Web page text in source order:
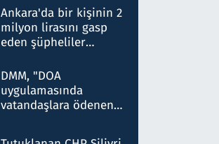
ifadelerinden ortaya
çıkan tablo şok etti
Ankara'da bir kişinin 2
milyon lirasını gasp
eden şüpheliler
DMM, "DOA
uygulamasında
vatandaşlara ödenen
düşürüldüğü" iddiasını